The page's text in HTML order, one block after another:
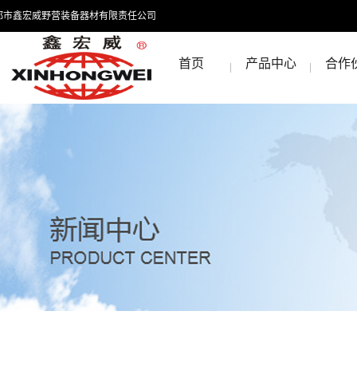
市鑫宏威野营装备器材有限责任公司
首页 产品中心 合作